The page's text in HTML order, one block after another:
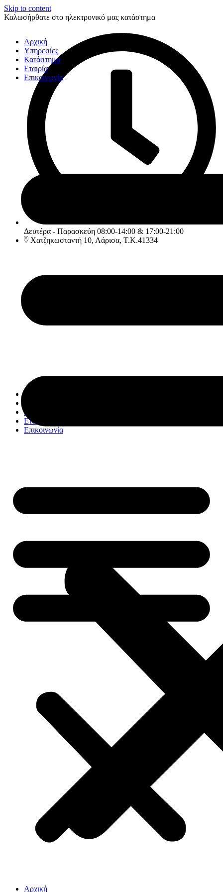
Skip to content
Καλωσήρθατε στο ηλεκτρονικό μας κατάστημα
Δευτέρα - Παρασκεύη 08:00-14:00 & 17:00-21:00
Χατζηκωσταντή 10, Λάρισα, Τ.Κ.41334
Κατάστημα
Εταιρία
Επικοινωνία
Αρχική
Αρχική
Υπηρεσίες
Κατάστημα
Εταιρία
Επικοινωνία